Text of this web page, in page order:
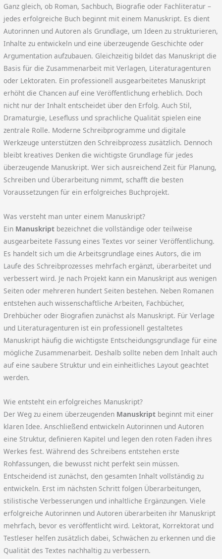
Ganz gleich, ob Roman, Sachbuch, Biografie oder Fachliteratur –
jedes erfolgreiche Buch beginnt mit einem Manuskript. Es dient
Autorinnen und Autoren als Grundlage, um Ideen zu strukturieren,
Inhalte zu entwickeln und eine überzeugende Geschichte oder
Argumentation aufzubauen. Gleichzeitig bildet das Manuskript die
Basis für die Zusammenarbeit mit Verlagen, Literaturagenturen
oder Lektoraten. Ein professionell ausgearbeitetes Manuskript
erhöht die Chancen auf eine Veröffentlichung erheblich. Doch
nicht nur der Inhalt entscheidet über den Erfolg. Auch Stil,
Dramaturgie, Lesefluss und sprachliche Qualität spielen eine
zentrale Rolle. Moderne Schreibprogramme und digitale
Werkzeuge unterstützen den Schreibprozess zusätzlich. Dennoch
bleibt kreatives Denken die wichtigste Grundlage für jedes
überzeugende Manuskript. Wer sich ausreichend Zeit für Planung,
Schreiben und Überarbeitung nimmt, schafft die besten
Voraussetzungen für ein erfolgreiches Buchprojekt.
Was versteht man unter einem Manuskript?
Ein Manuskript bezeichnet die vollständige oder teilweise
ausgearbeitete Fassung eines Textes vor seiner Veröffentlichung.
Es handelt sich um die Arbeitsgrundlage eines Autors, die im
Laufe des Schreibprozesses mehrfach ergänzt, überarbeitet und
verbessert wird. Je nach Projekt kann ein Manuskript aus wenigen
Seiten oder mehreren hundert Seiten bestehen. Neben Romanen
entstehen auch wissenschaftliche Arbeiten, Fachbücher,
Drehbücher oder Biografien zunächst als Manuskript. Für Verlage
und Literaturagenturen ist ein professionell gestaltetes
Manuskript häufig die wichtigste Entscheidungsgrundlage für eine
mögliche Zusammenarbeit. Deshalb sollte neben dem Inhalt auch
auf eine saubere Struktur und ein einheitliches Layout geachtet
werden.
Wie entsteht ein erfolgreiches Manuskript?
Der Weg zu einem überzeugenden Manuskript beginnt mit einer
klaren Idee. Anschließend entwickeln Autorinnen und Autoren
eine Struktur, definieren Kapitel und legen den roten Faden ihres
Werkes fest. Während des Schreibens entstehen erste
Rohfassungen, die bewusst nicht perfekt sein müssen.
Entscheidend ist zunächst, den gesamten Inhalt vollständig zu
entwickeln. Erst im nächsten Schritt folgen Überarbeitungen,
stilistische Verbesserungen und inhaltliche Ergänzungen. Viele
erfolgreiche Autorinnen und Autoren überarbeiten ihr Manuskript
mehrfach, bevor es veröffentlicht wird. Lektorat, Korrektorat und
Testleser helfen zusätzlich dabei, Schwächen zu erkennen und die
Qualität des Textes nachhaltig zu verbessern.